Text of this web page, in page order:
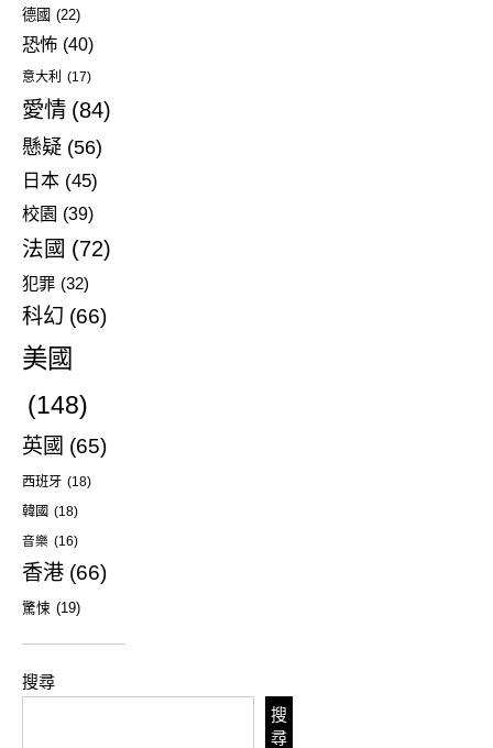
德國 (22)
恐怖 (40)
意大利 (17)
愛情 (84)
懸疑 (56)
日本 (45)
校園 (39)
法國 (72)
犯罪 (32)
科幻 (66)
美國
(148)
英國 (65)
西班牙 (18)
韓國 (18)
音樂 (16)
香港 (66)
驚悚 (19)
搜尋
搜
尋